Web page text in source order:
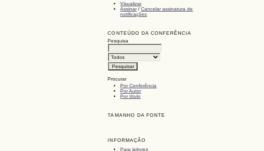
Visualizar
Assinar/Cancelar assinatura de
notificações
CONTEÚDO DA CONFERÊNCIA
Pesquisa
Procurar
Por Conferência
Por Autor
Por título
TAMANHO DA FONTE
INFORMAÇÃO
Para leitores